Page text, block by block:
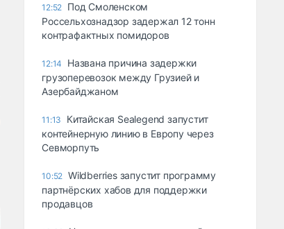
12:52 Под Смоленском
Россельхознадзор задержал 12 тонн
контрафактных помидоров
12:14
Названа причина задержки
грузоперевозок между Грузией и
Азербайджаном
11:13
Китайская Sealegend запустит
контейнерную линию в Европу через
Севморпуть
10:52 Wildberries запустит программу
партнёрских хабов для поддержки
продавцов